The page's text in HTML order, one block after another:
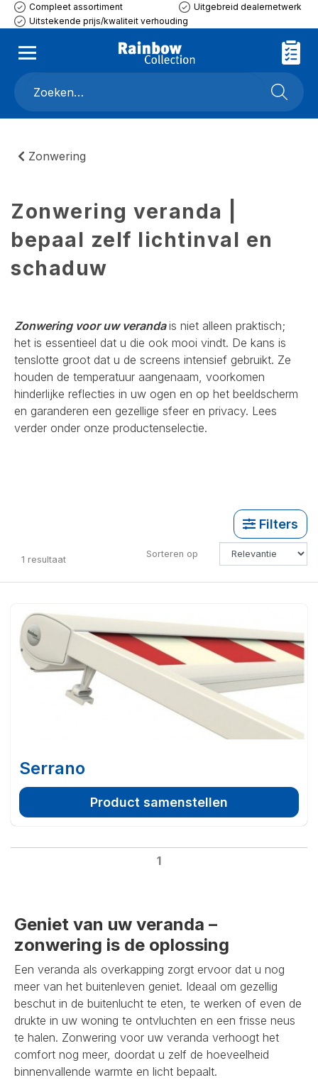
Compleet assortiment
Uitgebreid dealernetwerk
Uitstekende prijs/kwaliteit verhouding
Zonwering
Zonwering veranda |
bepaal zelf lichtinval en
schaduw
Zonwering voor uw verandais niet alleen praktisch;
het is essentieel dat u die ook mooi vindt. De kans is
tenslotte groot dat u de screens intensief gebruikt. Ze
houden de temperatuur aangenaam, voorkomen
hinderlijke reflecties in uw ogen en op het beeldscherm
en garanderen een gezellige sfeer en privacy. Lees
verder onder onze productenselectie.
Filters
1 resultaat Sorteren op
Serrano
Product samenstellen
1
Geniet van uw veranda –
zonwering is de oplossing
Een veranda als overkapping zorgt ervoor dat u nog
meer van het buitenleven geniet. Ideaal om gezellig
beschut in de buitenlucht te eten, te werken of even de
drukte in uw woning te ontvluchten en een frisse neus
te halen. Zonwering voor uw veranda verhoogt het
comfort nog meer, doordat u zelf de hoeveelheid
binnenvallende warmte en licht bepaalt.